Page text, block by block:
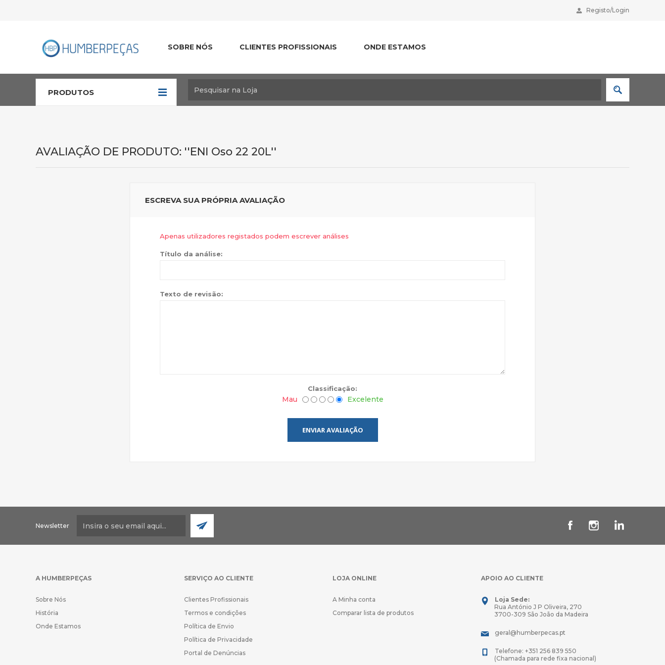
Registo/Login
SOBRE NÓS CLIENTES PROFISSIONAIS ONDE ESTAMOS
PRODUTOS
AVALIAÇÃO DE PRODUTO: ENI Oso 22 20L
ESCREVA SUA PRÓPRIA AVALIAÇÃO
Apenas utilizadores registados podem escrever análises
Título da análise:
Texto de revisão:
Classificação:
Mau Excelente
ENVIAR AVALIAÇÃO
Newsletter
A HUMBERPEÇAS
Sobre Nós
História
Onde Estamos
SERVIÇO AO CLIENTE
Clientes Profissionais
Termos e condições
Política de Envio
Política de Privacidade
Portal de Denúncias
LOJA ONLINE
A Minha conta
Comparar lista de produtos
APOIO AO CLIENTE
Loja Sede:
Rua António J P Oliveira, 270
3700-309 São João da Madeira
geral@humberpecas.pt
Telefone: +351 256 839 550
(Chamada para rede fixa nacional)